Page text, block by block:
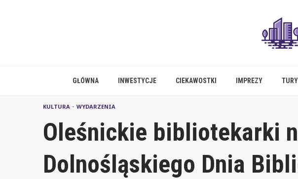
GŁÓWNA INWESTYCJE CIEKAWOSTKI IMPREZY
KULTURA WYDARZENIA
Oleśnickie bibliotekarki
Dolnośląskiego Dnia